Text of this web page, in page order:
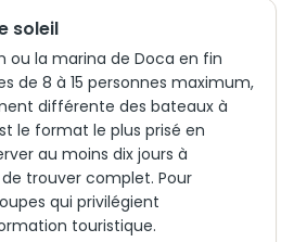
soleil
ou la marina de Doca en fin
de 8 à 15 personnes maximum,
différente des bateaux à
le format le plus prisé en
au moins dix jours à
trouver complet. Pour
qui privilégient
touristique.